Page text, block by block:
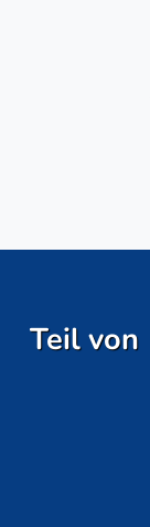
Teil von